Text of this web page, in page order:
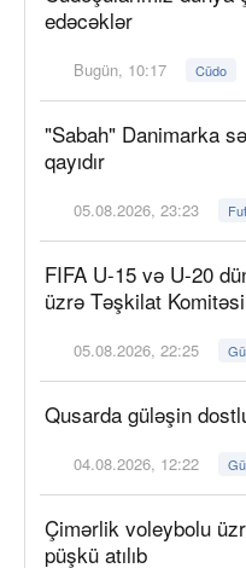
edəcəklər
Bugün, 10:17 Cüdo
"Sabah" Danimarka
qayıdır
05.08.2026, 23:23
FIFA U-15 və U-20
üzrə Təşkilat
05.08.2026, 22:25
Qusarda güləşin
04.08.2026, 12:22
Çimərlik voleybolu
püşkü atılıb